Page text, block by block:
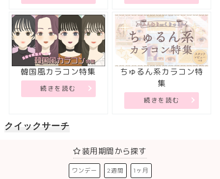
韓国風カラコン特集
続きを読む
ちゅるん系カラコン特
集
続きを読む
クイックサーチ
装用期間から探す
ワンデー 2週間 1ヶ月